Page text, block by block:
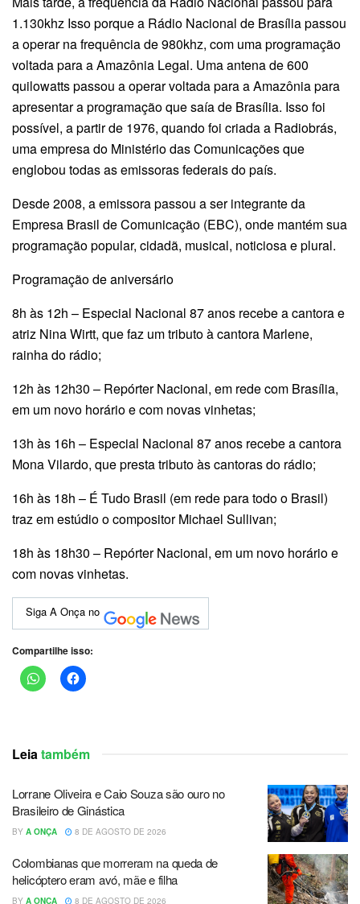
1.130khz Isso porque a Rádio Nacional de Brasília passou
a operar na frequência de 980khz, com uma programação
voltada para a Amazônia Legal. Uma antena de 600
quilowatts passou a operar voltada para a Amazônia para
apresentar a programação que saía de Brasília. Isso foi
possível, a partir de 1976, quando foi criada a Radiobrás,
uma empresa do Ministério das Comunicações que
englobou todas as emissoras federais do país.
Desde 2008, a emissora passou a ser integrante da
Empresa Brasil de Comunicação (EBC), onde mantém sua
programação popular, cidadã, musical, noticiosa e plural.
Programação de aniversário
8h às 12h – Especial Nacional 87 anos recebe a cantora e
atriz Nina Wirtt, que faz um tributo à cantora Marlene,
rainha do rádio;
12h às 12h30 – Repórter Nacional, em rede com Brasília,
em um novo horário e com novas vinhetas;
13h às 16h – Especial Nacional 87 anos recebe a cantora
Mona Vilardo, que presta tributo às cantoras do rádio;
16h às 18h – É Tudo Brasil (em rede para todo o Brasil)
traz em estúdio o compositor Michael Sullivan;
18h às 18h30 – Repórter Nacional, em um novo horário e
com novas vinhetas.
Siga A Onça no
Compartilhe isso:
Leia também
Lorrane Oliveira e Caio Souza são ouro no
Brasileiro de Ginástica
BY A ONÇA 8 DE AGOSTO DE 2026
Colombianas que morreram na queda de
helicóptero eram avó, mãe e filha
BY A ONÇA 8 DE AGOSTO DE 2026